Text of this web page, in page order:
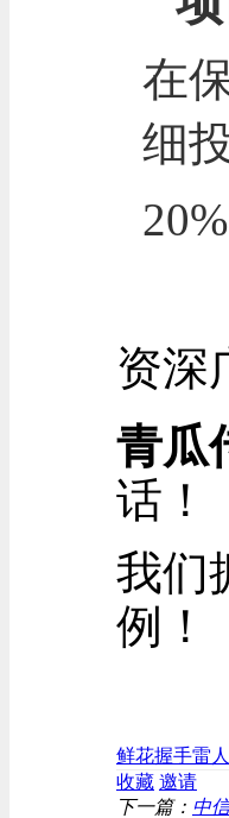
在
细
资深
青瓜
话！
我们
例！
鲜花握手雷人
收藏 邀请
下一篇： 中